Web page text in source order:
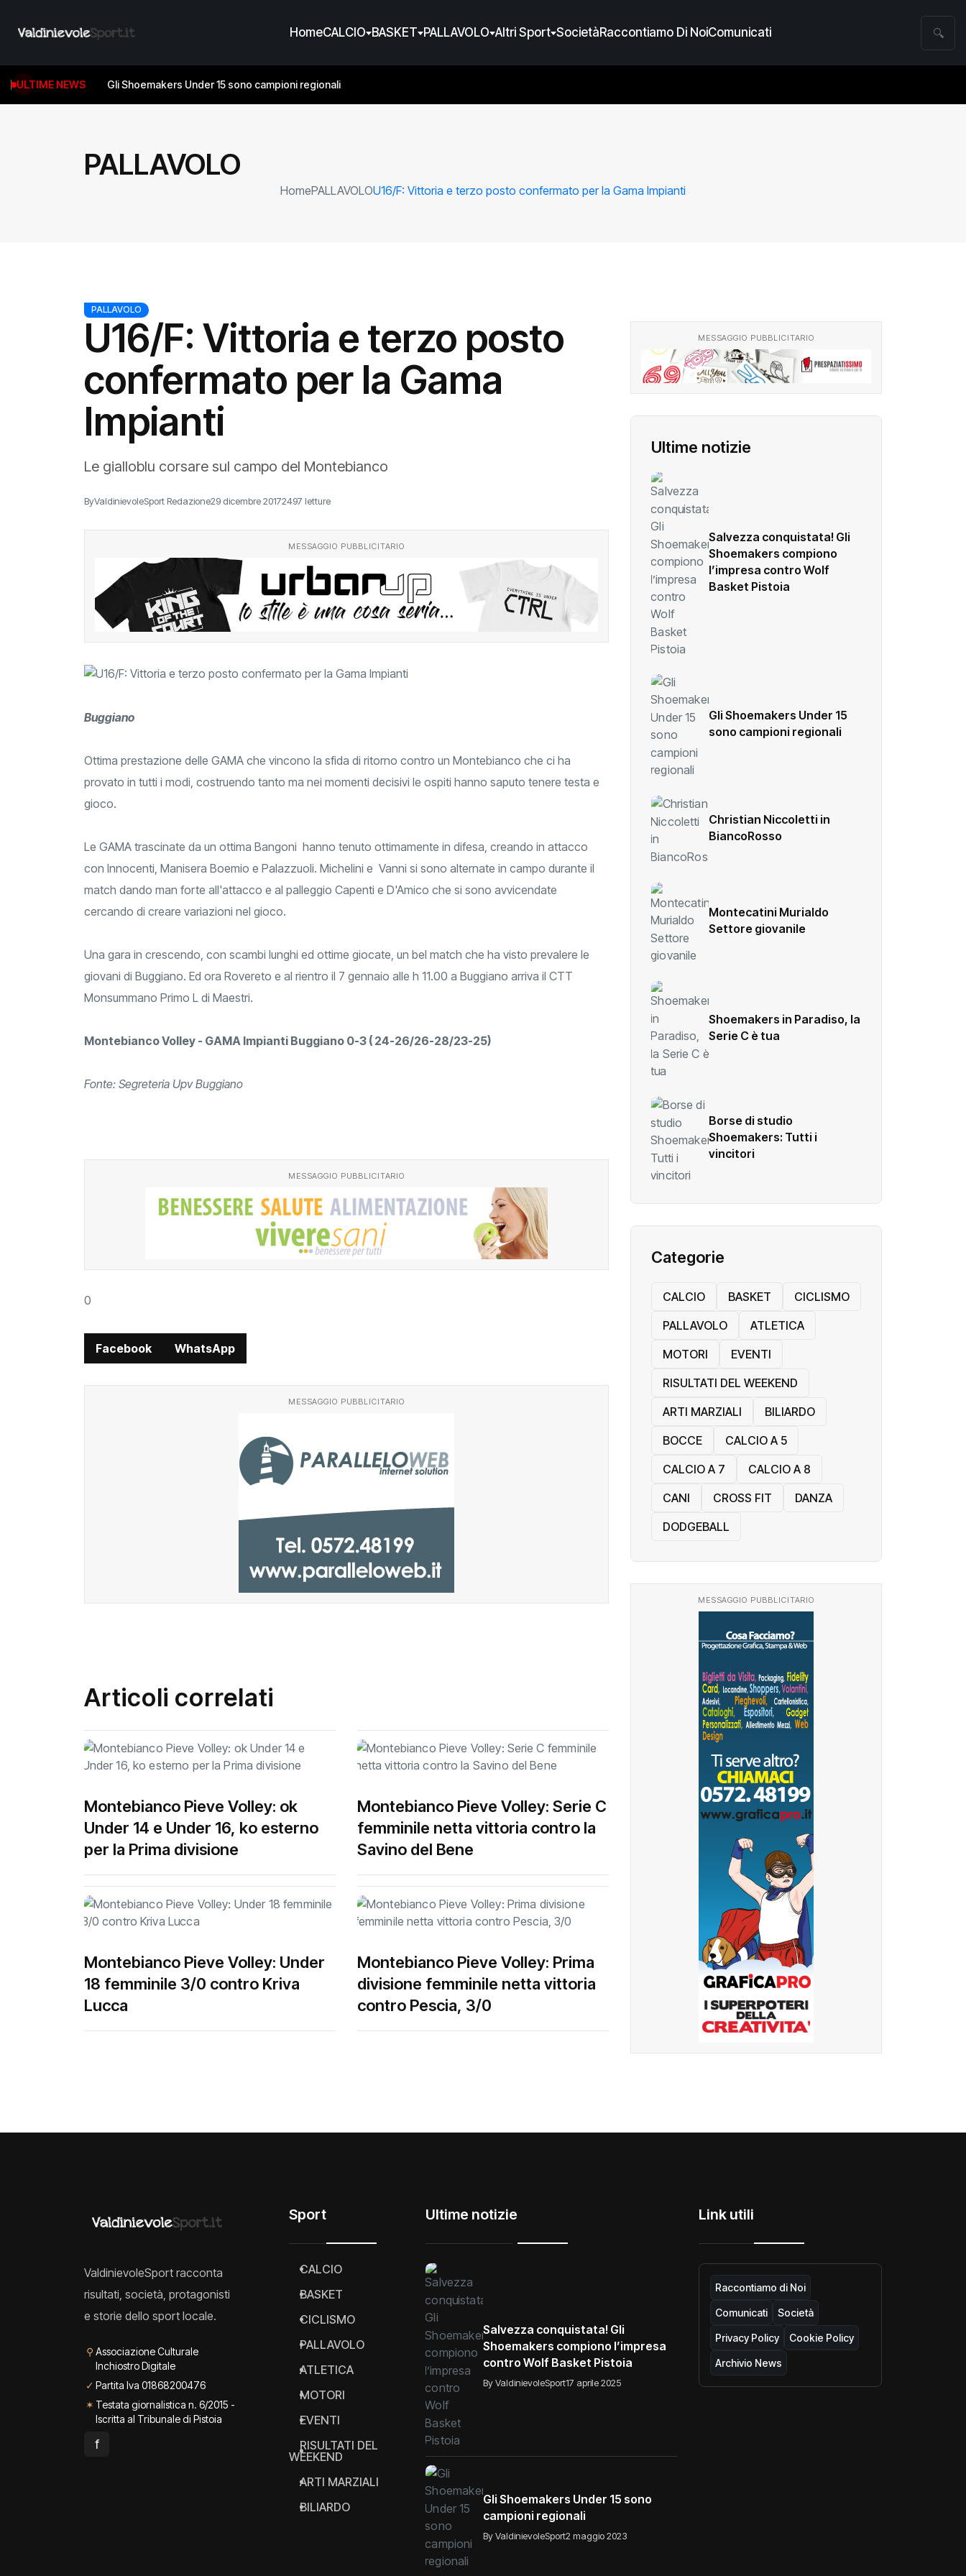
HomeCALCIO BASKET PALLAVOLO Altri Sport SocietàRaccontiamo Di NoiComunicati 🔍
ULTIME NEWS Gli Shoemakers Under 15 sono campioni regionali
PALLAVOLO
HomePALLAVOLOU16/F: Vittoria e terzo posto confermato per la Gama Impianti
PALLAVOLO
U16/F: Vittoria e terzo posto
confermato per la Gama
Impianti
Le gialloblu corsare sul campo del Montebianco
ByValdinievoleSport Redazione29 dicembre 20172497 letture
MESSAGGIO PUBBLICITARIO
Buggiano
Ottima prestazione delle GAMA che vincono la sfida di ritorno contro un Montebianco che ci ha
provato in tutti i modi, costruendo tanto ma nei momenti decisivi le ospiti hanno saputo tenere testa e
gioco.
Le GAMA trascinate da un ottima Bangoni hanno tenuto ottimamente in difesa, creando in attacco
con Innocenti, Manisera Boemio e Palazzuoli. Michelini e Vanni si sono alternate in campo durante il
match dando man forte all'attacco e al palleggio Capenti e D'Amico che si sono avvicendate
cercando di creare variazioni nel gioco.
Una gara in crescendo, con scambi lunghi ed ottime giocate, un bel match che ha visto prevalere le
giovani di Buggiano. Ed ora Rovereto e al rientro il 7 gennaio alle h 11.00 a Buggiano arriva il CTT
Monsummano Primo L di Maestri.
Montebianco Volley - GAMA Impianti Buggiano 0-3 ( 24-26/26-28/23-25)
Fonte: Segreteria Upv Buggiano
MESSAGGIO PUBBLICITARIO
0
Facebook WhatsApp
MESSAGGIO PUBBLICITARIO
Articoli correlati
Montebianco Pieve Volley: ok
Under 14 e Under 16, ko esterno
per la Prima divisione
Montebianco Pieve Volley: Serie C
femminile netta vittoria contro la
Savino del Bene
Montebianco Pieve Volley: Under
18 femminile 3/0 contro Kriva
Lucca
Montebianco Pieve Volley: Prima
divisione femminile netta vittoria
contro Pescia, 3/0
MESSAGGIO PUBBLICITARIO
Ultime notizie
Salvezza conquistata! Gli
Shoemakers compiono
l’impresa contro Wolf
Basket Pistoia
Gli Shoemakers Under 15
sono campioni regionali
Christian Niccoletti in
BiancoRosso
Montecatini Murialdo
Settore giovanile
Shoemakers in Paradiso, la
Serie C è tua
Borse di studio
Shoemakers: Tutti i
vincitori
Categorie
CALCIO BASKET
CICLISMO
PALLAVOLO
ATLETICA
MOTORI
EVENTI
RISULTATI DEL WEEKEND
ARTI MARZIALI
BILIARDO
BOCCE
CALCIO A 5
CALCIO A 7
CALCIO A 8
CANI
CROSS FIT
DANZA
DODGEBALL
MESSAGGIO PUBBLICITARIO
ValdinievoleSport racconta
risultati, società, protagonisti
e storie dello sport locale.
⚲ Associazione Culturale
Inchiostro Digitale
✓ Partita Iva 01868200476
✶ Testata giornalistica n. 6/2015 -
Iscritta al Tribunale di Pistoia
f
Sport
CALCIO
BASKET
CICLISMO
PALLAVOLO
ATLETICA
MOTORI
EVENTI
RISULTATI DEL
WEEKEND
ARTI MARZIALI
BILIARDO
Ultime notizie
Salvezza conquistata! Gli
Shoemakers compiono l’impresa
contro Wolf Basket Pistoia
By ValdinievoleSport17 aprile 2025
Gli Shoemakers Under 15 sono
campioni regionali
By ValdinievoleSport2 maggio 2023
Link utili
Raccontiamo di Noi
Comunicati Società
Privacy Policy Cookie Policy
Archivio News